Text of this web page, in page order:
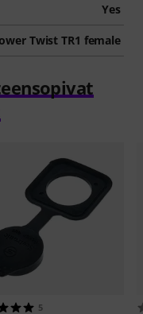
Yes
Twist TR1 female
5